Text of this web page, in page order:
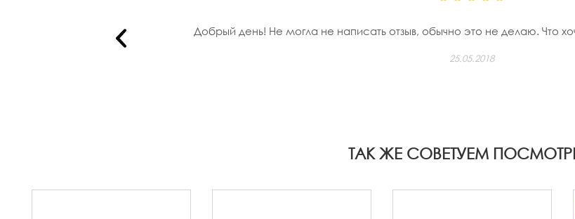
Добрый день! Не могла не написать отзыв, обычно это не делаю. Что
25.05.2018
ТАК ЖЕ СОВЕТУЕМ